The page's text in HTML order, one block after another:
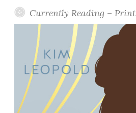
Currently Reading – Print